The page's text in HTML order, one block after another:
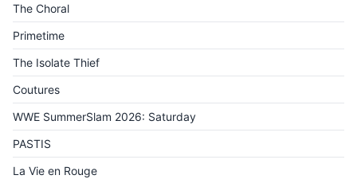
The Choral
Primetime
The Isolate Thief
Coutures
WWE SummerSlam 2026: Saturday
PASTIS
La Vie en Rouge